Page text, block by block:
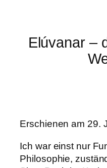
Elúvanar –
Erschienen am 29.
Ich war einst nur
Philosophie,